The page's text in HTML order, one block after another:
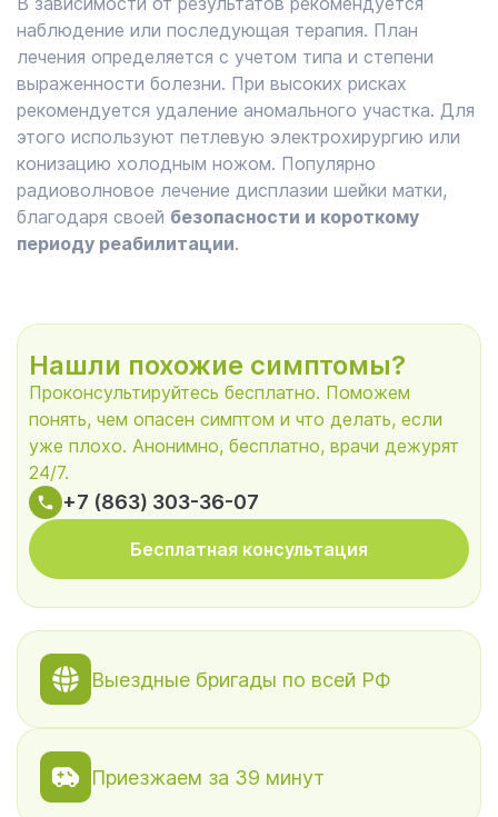
наблюдение или последующая терапия. План
лечения определяется с учетом типа и степени
выраженности болезни. При высоких рисках
рекомендуется удаление аномального участка. Для
этого используют петлевую электрохирургию или
конизацию холодным ножом. Популярно
радиоволновое лечение дисплазии шейки матки,
благодаря своей безопасности и короткому
периоду реабилитации.
Нашли похожие симптомы?
Проконсультируйтесь бесплатно. Поможем
понять, чем опасен симптом и что делать, если
уже плохо. Анонимно, бесплатно, врачи дежурят
24/7.
+7 (863) 303-36-07
Бесплатная консультация
Выездные бригады по всей РФ
Приезжаем за 39 минут